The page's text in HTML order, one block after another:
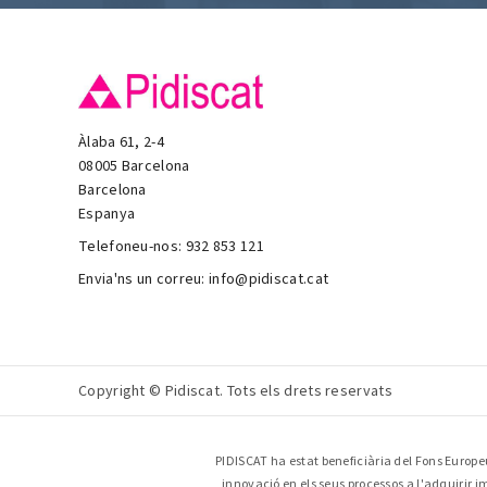
Àlaba 61, 2-4
08005 Barcelona
Barcelona
Espanya
Telefoneu-nos: 932 853 121
Envia'ns un correu:info@pidiscat.cat
Copyright © Pidiscat. Tots els drets reservats
PIDISCAT ha estat beneficiària del Fons
innovació en els seus processos a l'adquirir